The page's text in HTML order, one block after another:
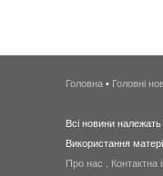
Головна • Головні
Всі новини
Використання
Про нас
Контактна